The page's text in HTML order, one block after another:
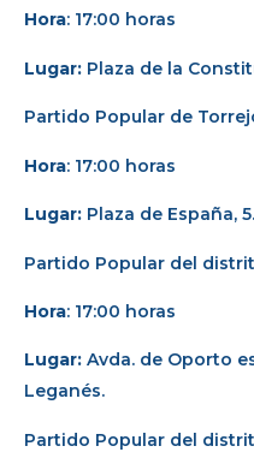
Hora: 17:00 horas
Lugar: Plaza de la
Partido Popular de
Hora: 17:00 horas
Lugar: Plaza de España, 5.
Partido Popular del
Hora: 17:00 horas
Lugar: Avda. de Oporto
Leganés.
Partido Popular del